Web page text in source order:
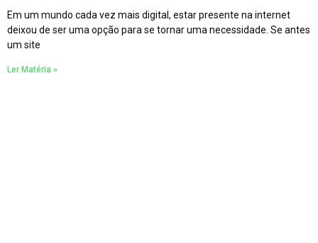
Em um mundo cada vez mais digital, estar presente na internet
deixou de ser uma opção para se tornar uma necessidade. Se antes
um site
Ler Matéria »